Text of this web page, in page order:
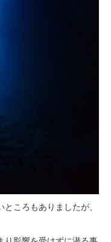
ころもありましたが、